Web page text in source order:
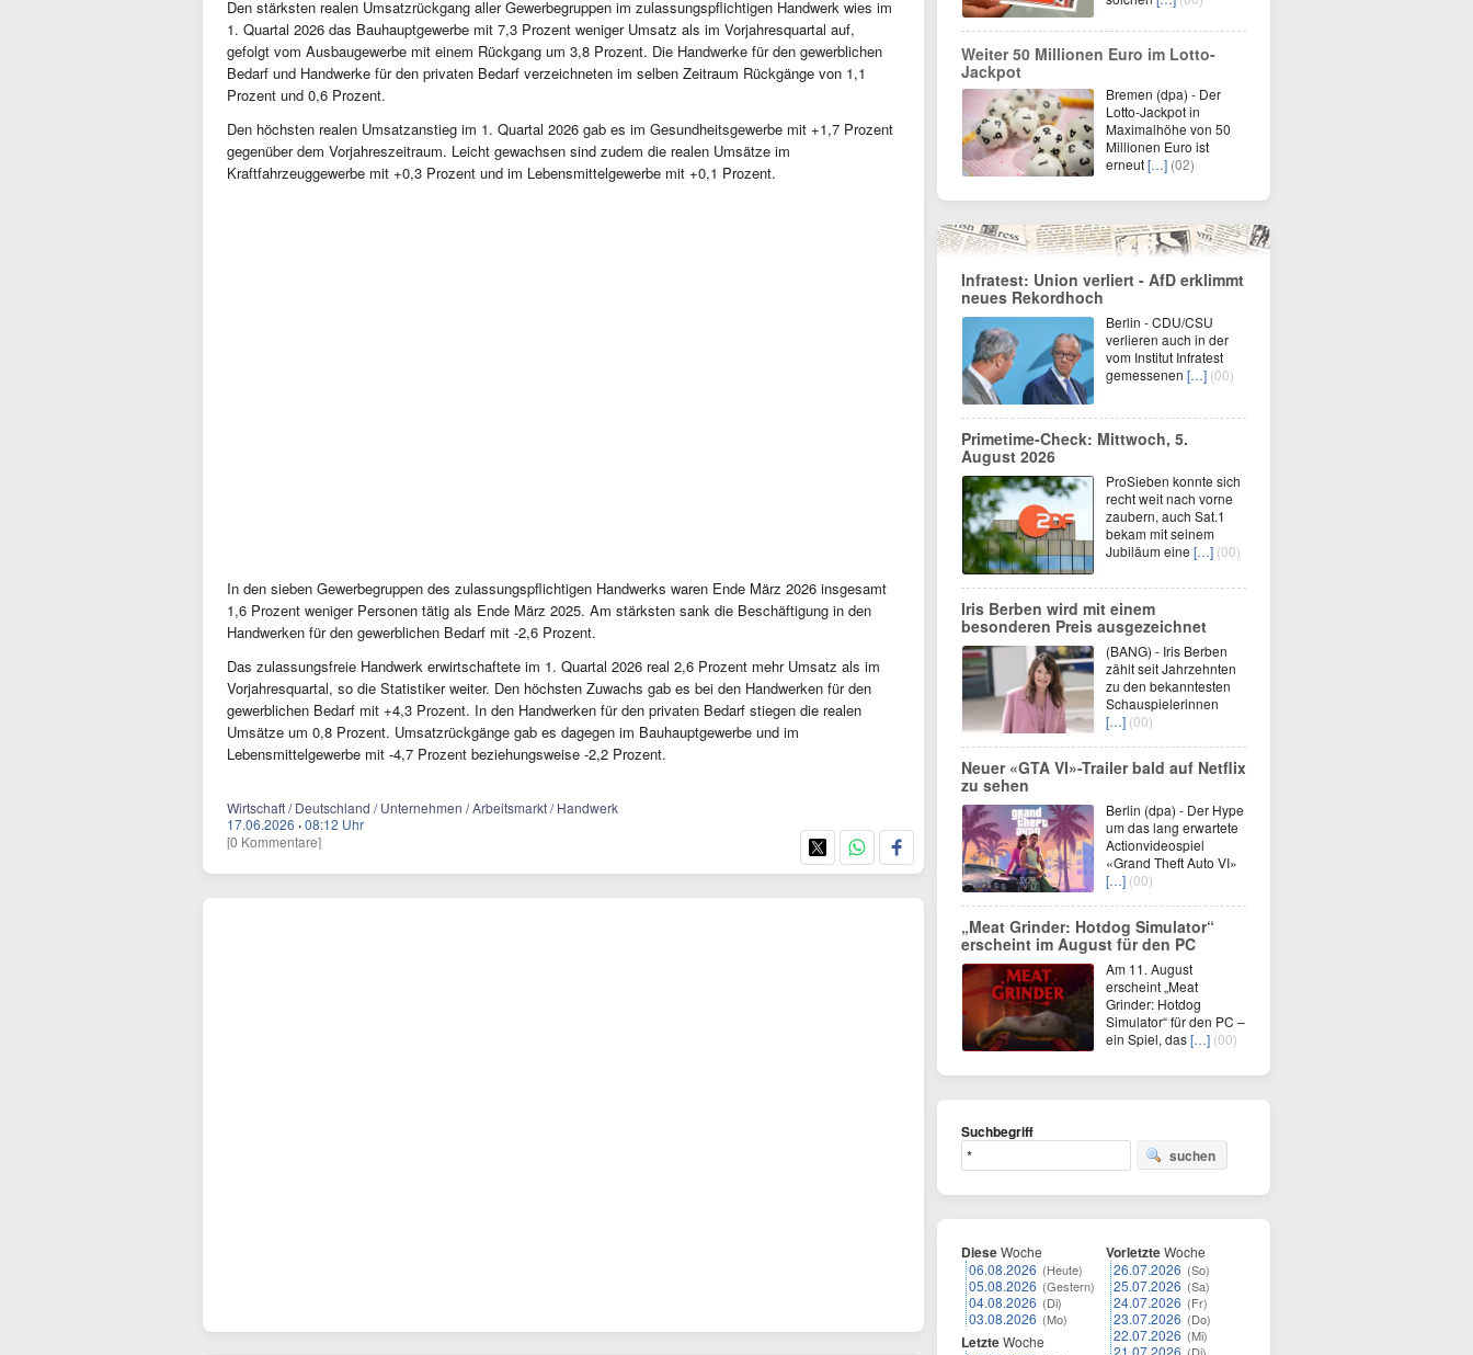
Den stärksten realen Umsatzrückgang aller Gewerbegruppen im zulassungspflichtigen Handwerk wies im
1. Quartal 2026 das Bauhauptgewerbe mit 7,3 Prozent weniger Umsatz als im Vorjahresquartal auf,
gefolgt vom Ausbaugewerbe mit einem Rückgang um 3,8 Prozent. Die Handwerke für den gewerblichen
Bedarf und Handwerke für den privaten Bedarf verzeichneten im selben Zeitraum Rückgänge von 1,1
Prozent und 0,6 Prozent.
Den höchsten realen Umsatzanstieg im 1. Quartal 2026 gab es im Gesundheitsgewerbe mit +1,7 Prozent
gegenüber dem Vorjahreszeitraum. Leicht gewachsen sind zudem die realen Umsätze im
Kraftfahrzeuggewerbe mit +0,3 Prozent und im Lebensmittelgewerbe mit +0,1 Prozent.
In den sieben Gewerbegruppen des zulassungspflichtigen Handwerks waren Ende März 2026 insgesamt
1,6 Prozent weniger Personen tätig als Ende März 2025. Am stärksten sank die Beschäftigung in den
Handwerken für den gewerblichen Bedarf mit -2,6 Prozent.
Das zulassungsfreie Handwerk erwirtschaftete im 1. Quartal 2026 real 2,6 Prozent mehr Umsatz als im
Vorjahresquartal, so die Statistiker weiter. Den höchsten Zuwachs gab es bei den Handwerken für den
gewerblichen Bedarf mit +4,3 Prozent. In den Handwerken für den privaten Bedarf stiegen die realen
Umsätze um 0,8 Prozent. Umsatzrückgänge gab es dagegen im Bauhauptgewerbe und im
Lebensmittelgewerbe mit -4,7 Prozent beziehungsweise -2,2 Prozent.
Wirtschaft / Deutschland / Unternehmen / Arbeitsmarkt / Handwerk
17.06.2026 ·08:12 Uhr
[0 Kommentare]
Weiter 50 Millionen Euro im Lotto-
Jackpot
Bremen (dpa) - Der
Lotto-Jackpot in
Maximalhöhe von 50
Millionen Euro ist
erneut[…] (02)
Infratest: Union verliert - AfD erklimmt
neues Rekordhoch
Berlin - CDU/CSU
verlieren auch in der
vom Institut Infratest
gemessenen […] (00)
Primetime-Check: Mittwoch, 5.
August 2026
ProSieben konnte sich
recht weit nach vorne
zaubern, auch Sat.1
bekam mit seinem
Jubiläum eine […] (00)
Iris Berben wird mit einem
besonderen Preis ausgezeichnet
(BANG) - Iris Berben
zählt seit Jahrzehnten
zu den bekanntesten
Schauspielerinnen
[…] (00)
Neuer «GTA VI»-Trailer bald auf Netflix
zu sehen
Berlin (dpa) - Der Hype
um das lang erwartete
Actionvideospiel
«Grand Theft Auto VI»
[…] (00)
„Meat Grinder: Hotdog Simulator“
erscheint im August für den PC
Am 11. August
erscheint „Meat
Grinder: Hotdog
Simulator“ für den PC –
ein Spiel, das[…] (00)
Suchbegriff
suchen
DieseWoche
06.08.2026 (Heute)
05.08.2026 (Gestern)
04.08.2026 (Di)
03.08.2026 (Mo)
LetzteWoche
VorletzteWoche
26.07.2026 (So)
25.07.2026 (Sa)
24.07.2026 (Fr)
23.07.2026 (Do)
22.07.2026 (Mi)
21.07.2026